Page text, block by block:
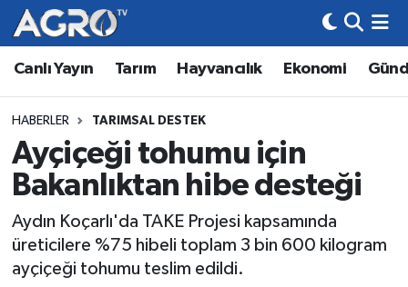
Canlı Yayın Tarım Hayvancılık Ekonomi
HABERLER TARIMSAL DESTEK
Ayçiçeği tohumu için
Bakanlıktan hibe desteği
Aydın Koçarlı'da TAKE Projesi kapsamında
üreticilere %75 hibeli toplam 3 bin 600 kilogram
ayçiçeği tohumu teslim edildi.
Hava Durumu
Trafik Durumu
Süper Lig Puan Durumu ve Fikstür
Son Dakika Haberleri